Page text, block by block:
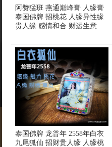
阿赞猛班 燕通巅峰膏 人缘膏
泰国佛牌 招桃花 人缘异性缘
贵人缘 感情和合 财运生意
泰国佛牌 龙普年 2558年白衣
九尾狐仙 招财贵人缘 人缘桃